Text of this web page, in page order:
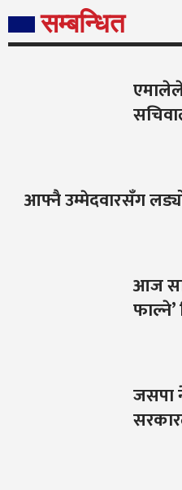
सम्बन्धित
आफ्नै उम्मेदवारसँग
आज
फाल्ने’
जसपा